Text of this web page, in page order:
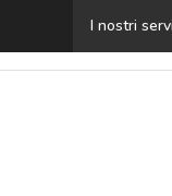
I nostri
Capture The Flag: